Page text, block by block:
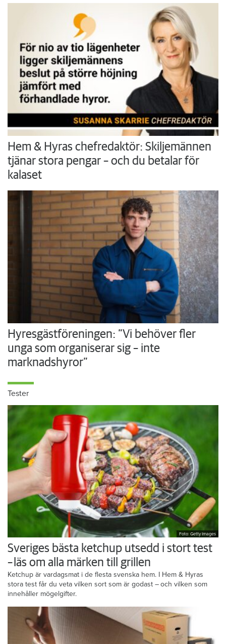
Hem & Hyras chefredaktör: Skiljemännen
tjänar stora pengar – och du betalar för
kalaset
Hyresgästföreningen: ”Vi behöver fler
unga som organiserar sig – inte
marknadshyror”
Tester
Foto: Getty Images
Sveriges bästa ketchup utsedd i stort test
– läs om alla märken till grillen
Ketchup är vardagsmat i de flesta svenska hem. I Hem & Hyras
stora test får du veta vilken sort som är godast – och vilken som
innehåller mögelgifter.